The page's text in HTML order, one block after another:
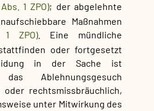
1 ZPO); der abgelehnte
Maßnahmen
ZPO). Eine mündliche
oder fortgesetzt
in der Sache ist
Ablehnungsgesuch
rechtsmissbräuchlich,
unter Mitwirkung des